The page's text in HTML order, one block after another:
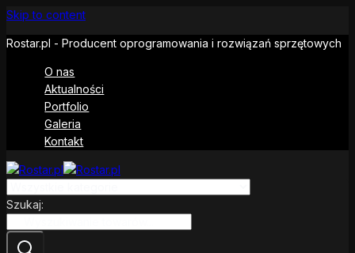
Skip to content
Rostar.pl - Producent oprogramowania i rozwiązań sprzętowych
O nas
Aktualności
Portfolio
Galeria
Kontakt
Szukaj: